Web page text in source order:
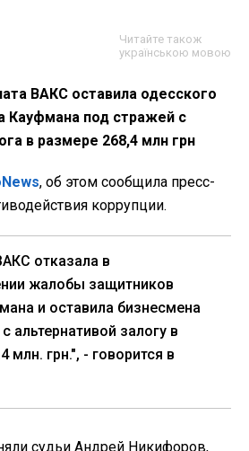
Читайте також
українською мовою
ВАКС оставила одесского
Кауфмана под стражей с
в размере 268,4 млн грн
, об этом сообщила пресс-
коррупции.
отказала в
жалобы защитников
и оставила бизнесмена
альтернативой залогу в
млн. грн.", - говорится в
судьи Андрей Никифоров,